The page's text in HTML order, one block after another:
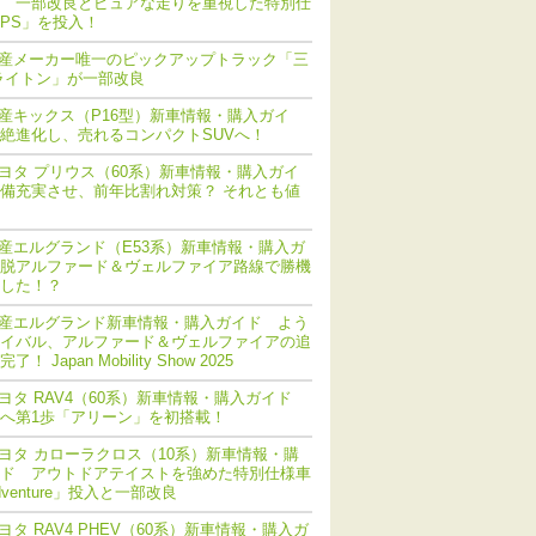
」を投入！
メーカー唯一のピックアップトラック「三
イトン」が一部改良
キックス（P16型）新車情報・購入ガイ
進化し、売れるコンパクトSUVへ！
タ プリウス（60系）新車情報・購入ガイ
充実させ、前年比割れ対策？ それとも値
エルグランド（E53系）新車情報・購入ガ
アルファード＆ヴェルファイア路線で勝機
た！？
エルグランド新車情報・購入ガイド よう
バル、アルファード＆ヴェルファイアの追
了！ Japan Mobility Show 2025
タ RAV4（60系）新車情報・購入ガイド
第1歩「アリーン」を初搭載！
タ カローラクロス（10系）新車情報・購
アウトドアテイストを強めた特別仕様車
」投入と一部改良
タ RAV4 PHEV（60系）新車情報・購入ガ